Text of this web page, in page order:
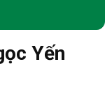
Yến